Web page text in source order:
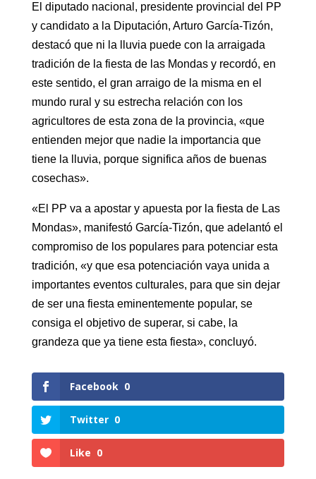
El diputado nacional, presidente provincial del PP
y candidato a la Diputación, Arturo García-Tizón,
destacó que ni la lluvia puede con la arraigada
tradición de la fiesta de las Mondas y recordó, en
este sentido, el gran arraigo de la misma en el
mundo rural y su estrecha relación con los
agricultores de esta zona de la provincia, «que
entienden mejor que nadie la importancia que
tiene la lluvia, porque significa años de buenas
cosechas».
«El PP va a apostar y apuesta por la fiesta de Las
Mondas», manifestó García-Tizón, que adelantó el
compromiso de los populares para potenciar esta
tradición, «y que esa potenciación vaya unida a
importantes eventos culturales, para que sin dejar
de ser una fiesta eminentemente popular, se
consiga el objetivo de superar, si cabe, la
grandeza que ya tiene esta fiesta», concluyó.
Facebook 0
Twitter 0
Like 0